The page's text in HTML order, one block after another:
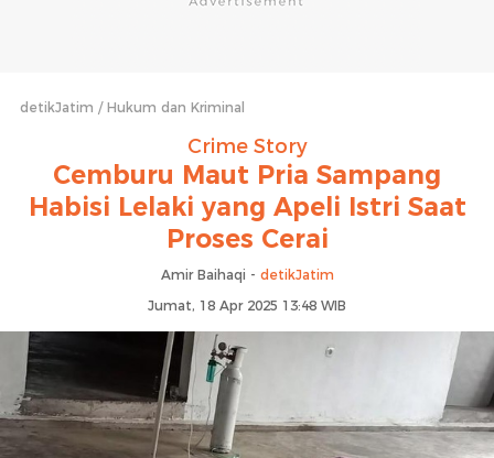
detikJatim Hukum dan Kriminal
Crime Story
Cemburu Maut Pria Sampang
Habisi Lelaki yang Apeli Istri Saat
Proses Cerai
Amir Baihaqi - detikJatim
Jumat, 18 Apr 2025 13:48 WIB